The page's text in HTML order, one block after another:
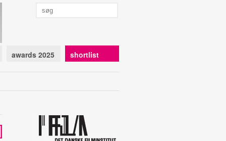
awards 2025 shortlist